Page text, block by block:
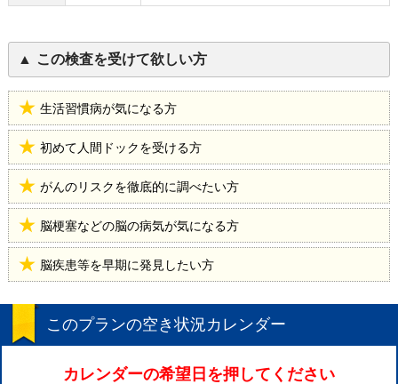
この検査を受けて欲しい方
生活習慣病が気になる方
初めて人間ドックを受ける方
がんのリスクを徹底的に調べたい方
脳梗塞などの脳の病気が気になる方
脳疾患等を早期に発見したい方
このプランの空き状況カレンダー
カレンダーの希望日を押してください